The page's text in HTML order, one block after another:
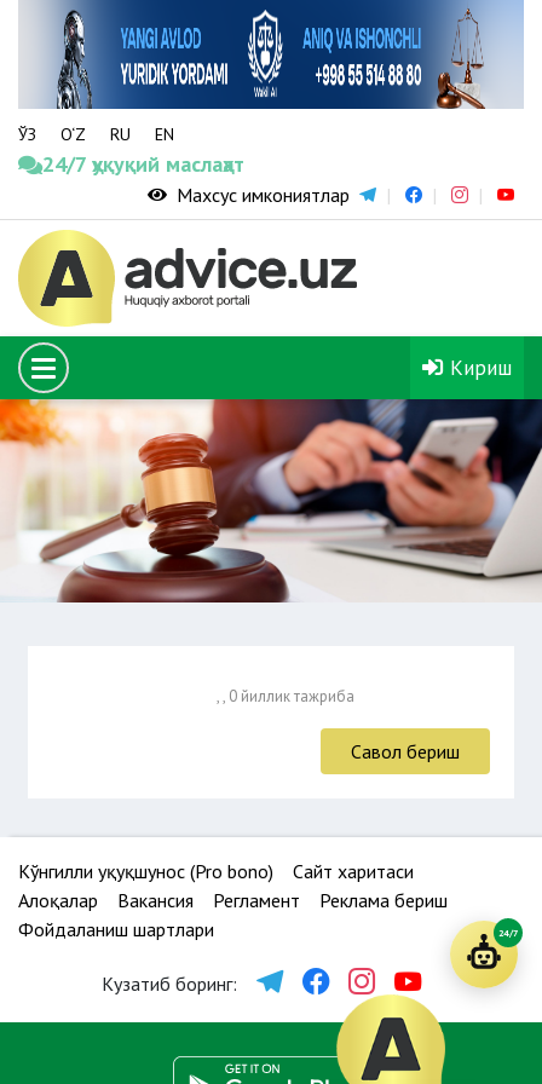
ЎЗ O‘Z RU EN
24/7 ҳуқуқий маслаҳат
Махсус имкониятлар
Кириш
, , 0 йиллик тажриба
Савол бериш
Кўнгилли ҳуқуқшунос (Pro bono)
Сайт харитаси
Алоқалар
Вакансия Регламент
Реклама бериш
Фойдаланиш шартлари
Кузатиб боринг:
24/7